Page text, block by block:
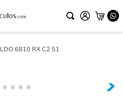
LDO 6810 RX C2 51